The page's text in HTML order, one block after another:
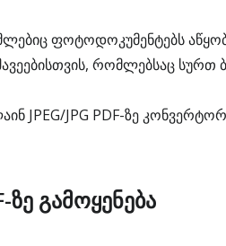
ფოტოდოკუმენტებს
რომლებსაც სურთ
JPEG/JPG PDF-ზე
ზე გამოყენება